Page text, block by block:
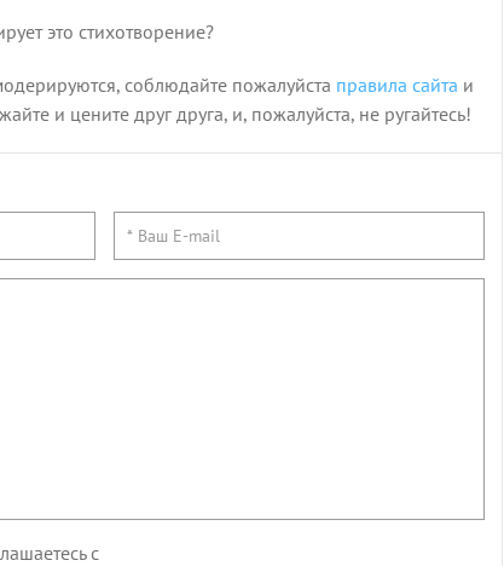
это стихотворение?
соблюдайте пожалуйста правила сайта и
и цените друг друга, и, пожалуйста, не ругайтесь!
с